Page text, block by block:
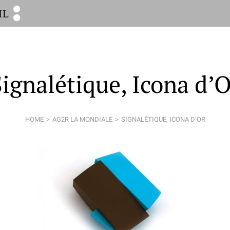
Icona
HOME AG2R LA MONDIALE SIGNALÉTIQUE, ICONA D’OR